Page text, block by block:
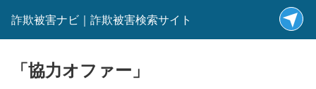
詐欺被害ナビ｜詐欺被害検索サイト
「協力オファー」